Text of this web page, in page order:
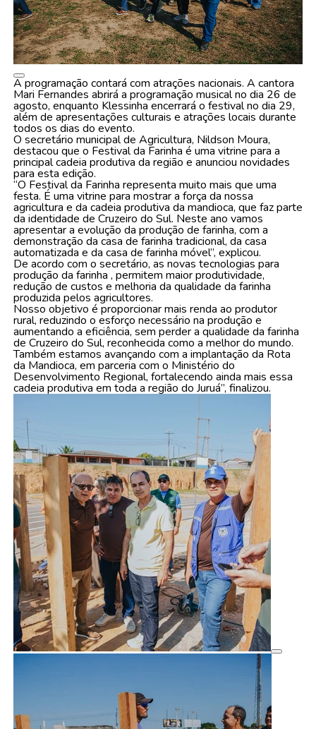
A programação contará com atrações nacionais. A cantora
Mari Fernandes abrirá a programação musical no dia 26 de
agosto, enquanto Klessinha encerrará o festival no dia 29,
além de apresentações culturais e atrações locais durante
todos os dias do evento.
O secretário municipal de Agricultura, Nildson Moura,
destacou que o Festival da Farinha é uma vitrine para a
principal cadeia produtiva da região e anunciou novidades
para esta edição.
“O Festival da Farinha representa muito mais que uma
festa. É uma vitrine para mostrar a força da nossa
agricultura e da cadeia produtiva da mandioca, que faz parte
da identidade de Cruzeiro do Sul. Neste ano vamos
apresentar a evolução da produção de farinha, com a
demonstração da casa de farinha tradicional, da casa
automatizada e da casa de farinha móvel”, explicou.
De acordo com o secretário, as novas tecnologias para
produção da farinha , permitem maior produtividade,
redução de custos e melhoria da qualidade da farinha
produzida pelos agricultores.
Nosso objetivo é proporcionar mais renda ao produtor
rural, reduzindo o esforço necessário na produção e
aumentando a eficiência, sem perder a qualidade da farinha
de Cruzeiro do Sul, reconhecida como a melhor do mundo.
Também estamos avançando com a implantação da Rota
da Mandioca, em parceria com o Ministério do
Desenvolvimento Regional, fortalecendo ainda mais essa
cadeia produtiva em toda a região do Juruá”, finalizou.